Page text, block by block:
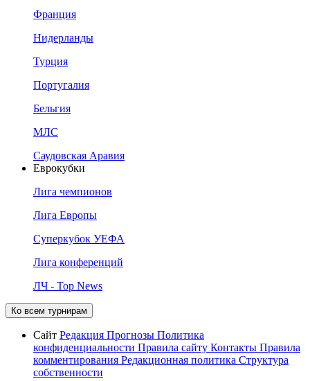
Франция
Нидерланды
Турция
Португалия
Бельгия
МЛС
Саудовская Аравия
Еврокубки
Лига чемпионов
Лига Европы
Суперкубок УЕФА
Лига конференций
ЛЧ - Top News
Ко всем турнирам
Сайт Редакция Прогнозы Политика
конфиденциальности Правила сайту Контакты Правила
комментирования Редакционная политика Структура
собственности